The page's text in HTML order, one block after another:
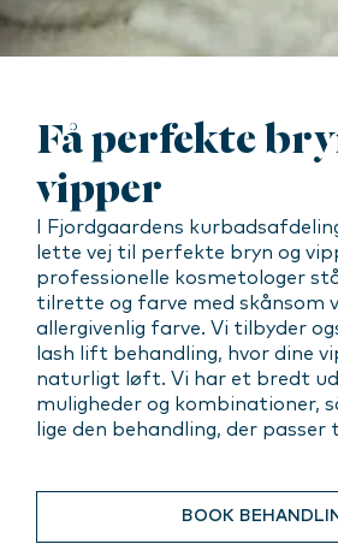
Få perfekte
vipper
I Fjordgaardens
lette vej til perfekte bryn og
professionelle kosmetologer
tilrette og farve med skånsom
allergivenlig farve. Vi tilbyder
lash lift behandling, hvor dine
naturligt løft. Vi har et bredt
muligheder og kombinationer,
lige den behandling, der passer
BOOK